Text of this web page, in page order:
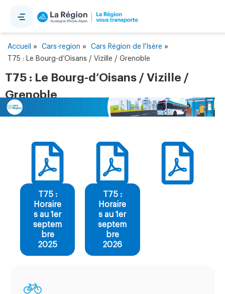
Accueil » Cars-region » Cars Région de l'Isère »
T75 : Le Bourg-d’Oisans / Vizille / Grenoble
T75 : Le Bourg-d’Oisans / Vizille /
Grenoble
T75 :
Horaire
s au 1er
septem
bre
2025
T75 :
Horaire
s au 1er
septem
bre
2026